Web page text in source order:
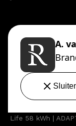
Life 58 kWh |